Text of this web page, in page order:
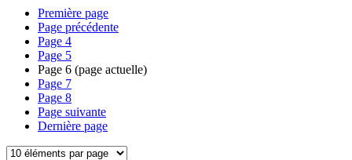
Première page
Page précédente
Page 4
Page 5
Page 6 (page actuelle)
Page 7
Page 8
Page suivante
Dernière page